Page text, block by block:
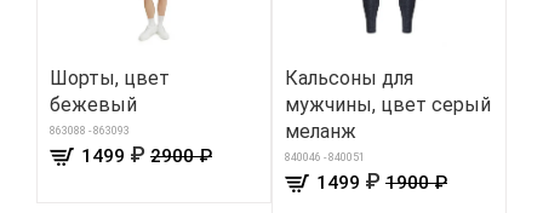
Шорты, цвет
бежевый
863088 - 863093
1499 ₽ 2900 ₽
Кальсоны для
мужчины, цвет серый
меланж
840046 - 840051
1499 ₽ 1900 ₽